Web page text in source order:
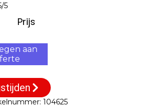
5
Prijs
aan
104625